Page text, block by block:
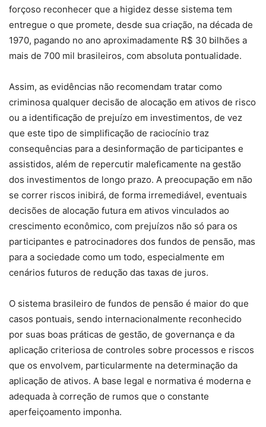
forçoso reconhecer que a higidez desse sistema tem
entregue o que promete, desde sua criação, na década de
1970, pagando no ano aproximadamente R$ 30 bilhões a
mais de 700 mil brasileiros, com absoluta pontualidade.
Assim, as evidências não recomendam tratar como
criminosa qualquer decisão de alocação em ativos de risco
ou a identificação de prejuízo em investimentos, de vez
que este tipo de simplificação de raciocínio traz
consequências para a desinformação de participantes e
assistidos, além de repercutir maleficamente na gestão
dos investimentos de longo prazo. A preocupação em não
se correr riscos inibirá, de forma irremediável, eventuais
decisões de alocação futura em ativos vinculados ao
crescimento econômico, com prejuízos não só para os
participantes e patrocinadores dos fundos de pensão, mas
para a sociedade como um todo, especialmente em
cenários futuros de redução das taxas de juros.
O sistema brasileiro de fundos de pensão é maior do que
casos pontuais, sendo internacionalmente reconhecido
por suas boas práticas de gestão, de governança e da
aplicação criteriosa de controles sobre processos e riscos
que os envolvem, particularmente na determinação da
aplicação de ativos. A base legal e normativa é moderna e
adequada à correção de rumos que o constante
aperfeiçoamento imponha.